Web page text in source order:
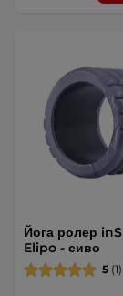
Йога ролер
Elipo - сиво
5 (1)